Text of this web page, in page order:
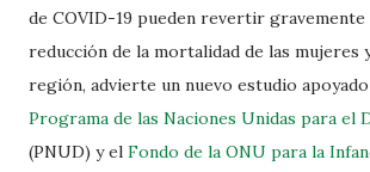
de COVID-19 pueden revertir gravemente
reducción de la mortalidad de las mujeres
región, advierte un nuevo estudio
Programa de las Naciones Unidas para el
(PNUD) y el Fondo de la ONU para la